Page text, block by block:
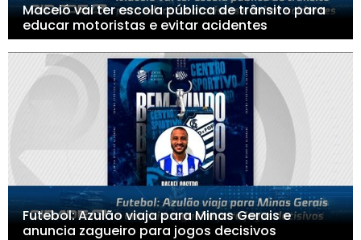
Maceió vai ter escola pública de trânsito para
educar motoristas e evitar acidentes
Futebol: Azulão viaja para Minas Gerais e
anuncia zagueiro para jogos decisivos